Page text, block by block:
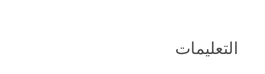
التعليمات